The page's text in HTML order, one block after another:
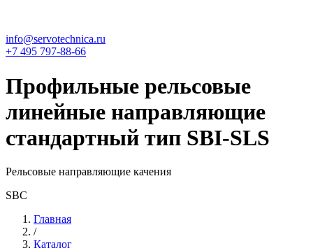
info@servotechnica.ru
+7 495 797-88-66
Профильные рельсовые
линейные направляющие
стандартный тип SBI-SLS
Рельсовые направляющие качения
SBC
Главная
/
Каталог